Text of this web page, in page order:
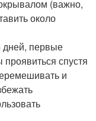
(важно,
около
дней, первые
спустя
и